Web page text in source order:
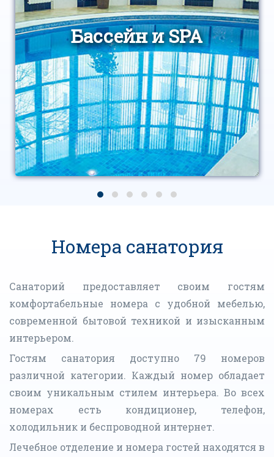
Бассейн и SPA
Номера санатория
Санаторий предоставляет своим гостям
комфортабельные номера с удобной мебелью,
современной бытовой техникой и изысканным
интерьером.
Гостям санатория доступно 79 номеров
различной категории. Каждый номер обладает
своим уникальным стилем интерьера. Во всех
номерах есть кондиционер, телефон,
холодильник и беспроводной интернет.
Лечебное отделение и номера гостей находятся в